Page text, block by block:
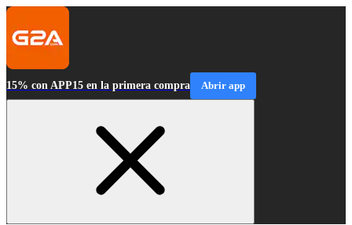
15% con APP15 en la primera compra Abrir app